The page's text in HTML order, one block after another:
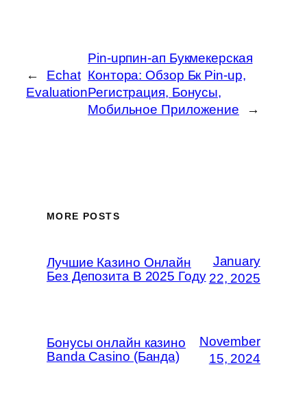
←
Echat
Evaluation
Pin-upпин-ап Букмекерская
Контора: Обзор Бк Pin-up,
Регистрация, Бонусы,
Мобильное Приложение
→
MORE POSTS
Лучшие Казино Онлайн
Без Депозита В 2025 Году
January
22, 2025
Бонусы онлайн казино
Banda Casino (Банда)
November
15, 2024